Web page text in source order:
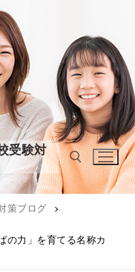
受験対
策ブログ
の力」を育てる名称カ